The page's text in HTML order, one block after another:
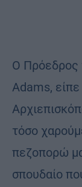
Ο Πρόεδρος
Adams, είπε
τόσο
πεζοπορώ
σπουδαίο